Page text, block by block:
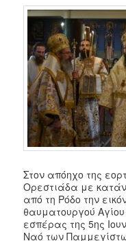
Στον απόηχο της
Ορεστιάδα με
από τη Ρόδο την
θαυματουργού
εσπέρας της 5ης
Ναό των